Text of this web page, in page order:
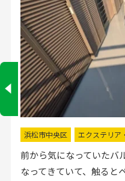
掛川市 水回りリフォーム
流し台の水栓が壊れたの
いただきました。確認し